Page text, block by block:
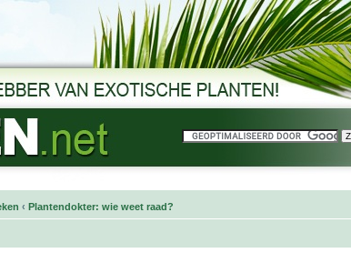
‹ Plantendokter: wie weet raad?